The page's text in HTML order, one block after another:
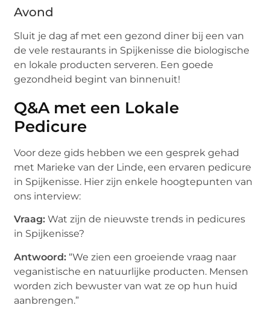
Avond
Sluit je dag af met een gezond diner bij een van
de vele restaurants in Spijkenisse die biologische
en lokale producten serveren. Een goede
gezondheid begint van binnenuit!
Q&A met een Lokale
Pedicure
Voor deze gids hebben we een gesprek gehad
met Marieke van der Linde, een ervaren pedicure
in Spijkenisse. Hier zijn enkele hoogtepunten van
ons interview:
Vraag: Wat zijn de nieuwste trends in pedicures
in Spijkenisse?
Antwoord: “We zien een groeiende vraag naar
veganistische en natuurlijke producten. Mensen
worden zich bewuster van wat ze op hun huid
aanbrengen.”